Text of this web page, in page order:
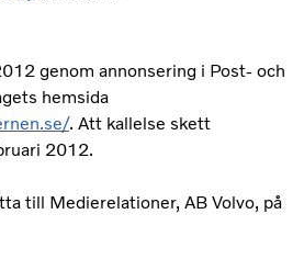
genom annonsering i Post- och
hemsida
. Att kallelse skett
2012.
till Medierelationer, AB Volvo, på